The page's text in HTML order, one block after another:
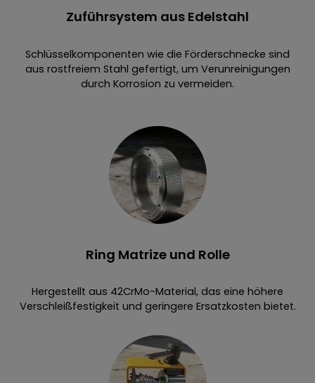
Zuführsystem aus Edelstahl
Schlüsselkomponenten wie die Förderschnecke sind
aus rostfreiem Stahl gefertigt, um Verunreinigungen
durch Korrosion zu vermeiden.
Ring Matrize und Rolle
Hergestellt aus 42CrMo-Material, das eine höhere
Verschleißfestigkeit und geringere Ersatzkosten bietet.